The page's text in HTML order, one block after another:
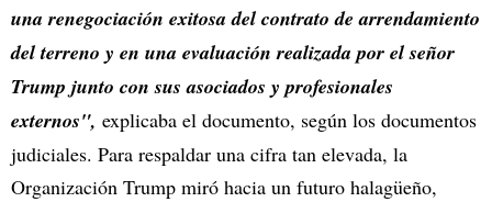
una renegociación exitosa del contrato de arrendamiento
del terreno y en una evaluación realizada por el señor
Trump junto con sus asociados y profesionales
externos", explicaba el documento, según los documentos
judiciales. Para respaldar una cifra tan elevada, la
Organización Trump miró hacia un futuro halagüeño,